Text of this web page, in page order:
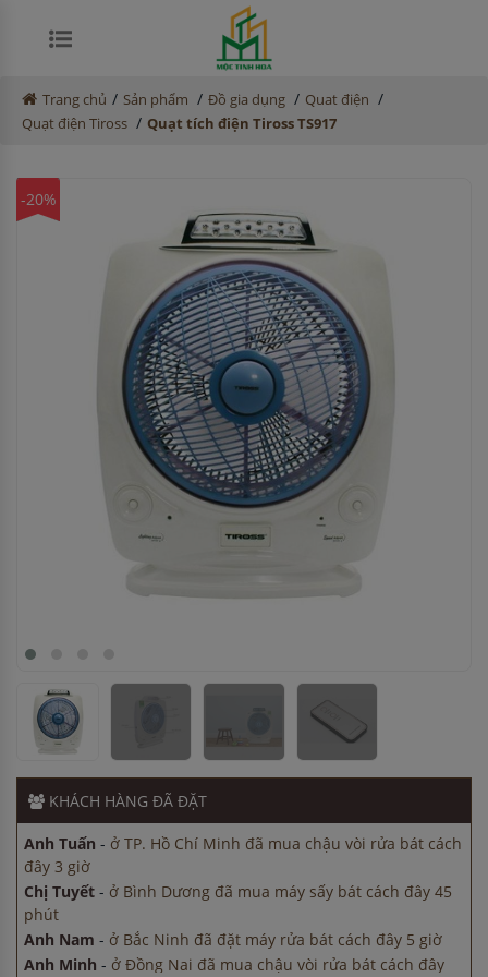
Trang chủ / Sản phẩm / Đồ gia dụng / Quat điện /
Quạt điện Tiross / Quạt tích điện Tiross TS917
-20%
KHÁCH HÀNG ĐÃ ĐẶT
Chị Tuyết
phút
Anh Nam
ở Bắc Ninh đã đặt máy rửa bát cách đây 5 giờ
Anh Minh
ở Đồng Nai đã mua chậu vòi rửa bát cách đây
15 phút
Anh Tuấn - ở TP. Hồ Chí Minh đã mua chậu vòi rửa bát cách
đây 3 giờ
Chị Tuyết
ở Bình Dương đã mua máy sấy bát cách đây 45
phút
Anh Nam
ở Bắc Ninh đã đặt máy rửa bát cách đây 5 giờ
Anh Minh
ở Đồng Nai đã mua chậu vòi rửa bát cách đây
15 phút